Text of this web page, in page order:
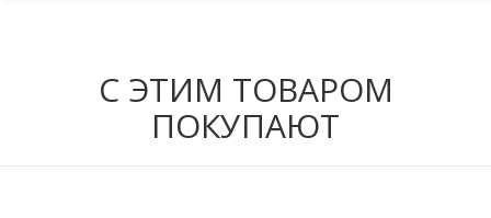
С ЭТИМ ТОВАРОМ
ПОКУПАЮТ